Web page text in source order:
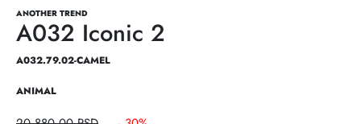
ANOTHER TREND
A032 Iconic 2
A032.79.02-CAMEL
ANIMAL